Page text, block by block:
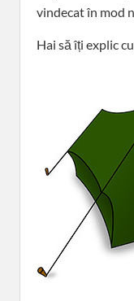
vindecat în mod
Hai să îți explic